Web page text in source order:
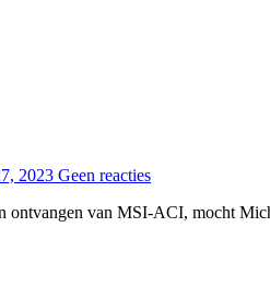
2023 Geen reacties
ontvangen van MSI-ACI, mocht